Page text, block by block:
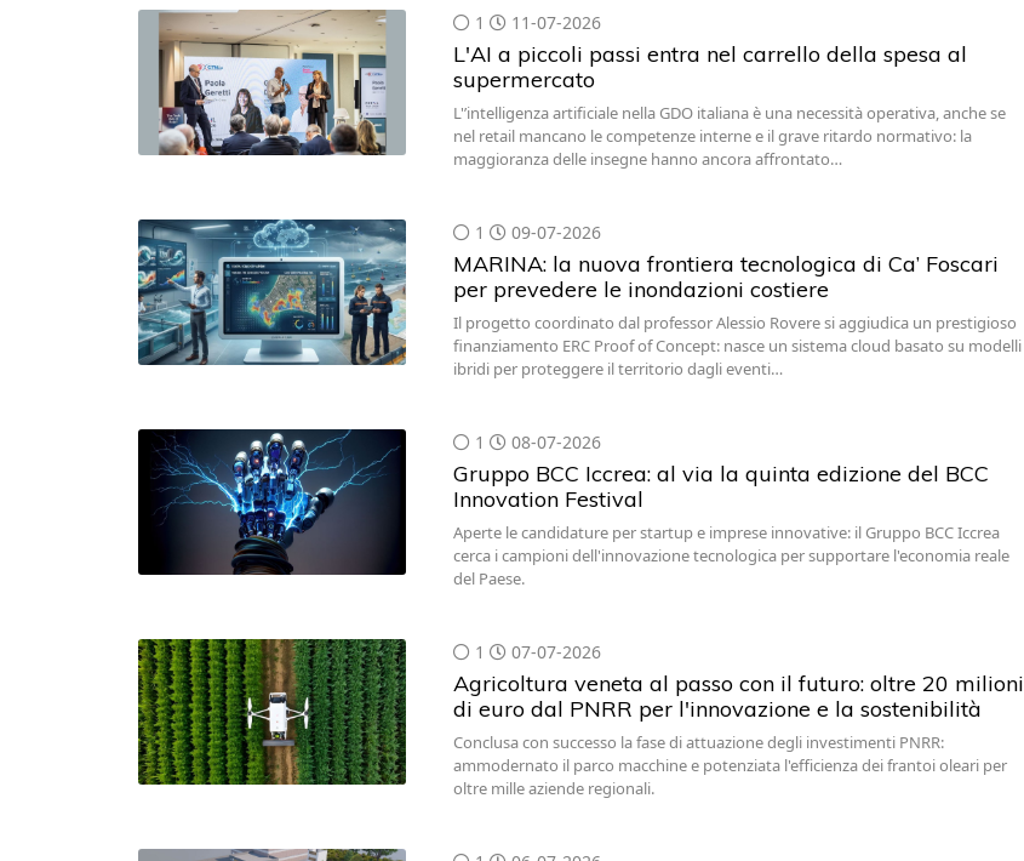
1 11-07-2026
L'AI a piccoli passi entra nel carrello della spesa al
supermercato
L'’intelligenza artificiale nella GDO italiana è una necessità operativa, anche se
nel retail mancano le competenze interne e il grave ritardo normativo: la
maggioranza delle insegne hanno ancora affrontato…
1 09-07-2026
MARINA: la nuova frontiera tecnologica di Ca’ Foscari
per prevedere le inondazioni costiere
Il progetto coordinato dal professor Alessio Rovere si aggiudica un prestigioso
finanziamento ERC Proof of Concept: nasce un sistema cloud basato su modelli
ibridi per proteggere il territorio dagli eventi…
1 08-07-2026
Gruppo BCC Iccrea: al via la quinta edizione del BCC
Innovation Festival
Aperte le candidature per startup e imprese innovative: il Gruppo BCC Iccrea
cerca i campioni dell'innovazione tecnologica per supportare l'economia reale
del Paese.
1 07-07-2026
Agricoltura veneta al passo con il futuro: oltre 20 milioni
di euro dal PNRR per l'innovazione e la sostenibilità
Conclusa con successo la fase di attuazione degli investimenti PNRR:
ammodernato il parco macchine e potenziata l'efficienza dei frantoi oleari per
oltre mille aziende regionali.